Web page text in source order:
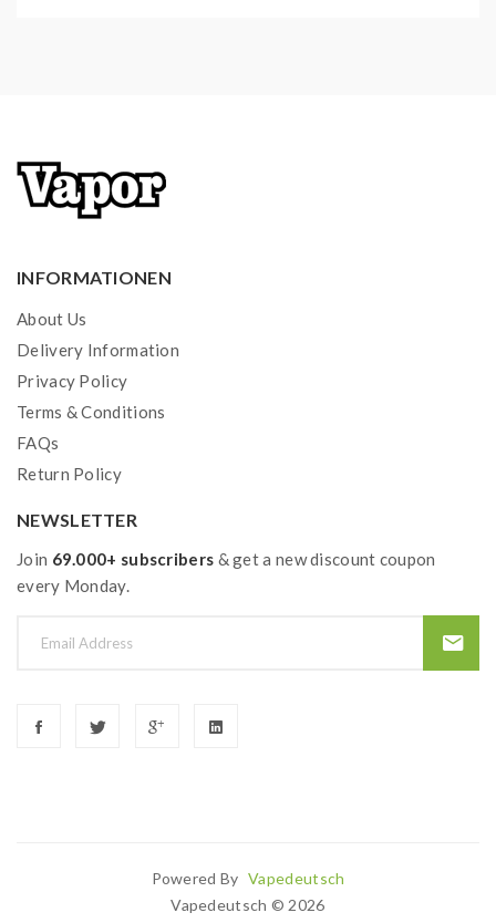
INFORMATIONEN
About Us
Delivery Information
Privacy Policy
Terms & Conditions
FAQs
Return Policy
NEWSLETTER
Join 69.000+ subscribers & get a new discount coupon
every Monday.
Powered By
Slot Gacor Best Casino Uk Slot Gacor
Vapedeutsch
Vapedeutsch © 2026